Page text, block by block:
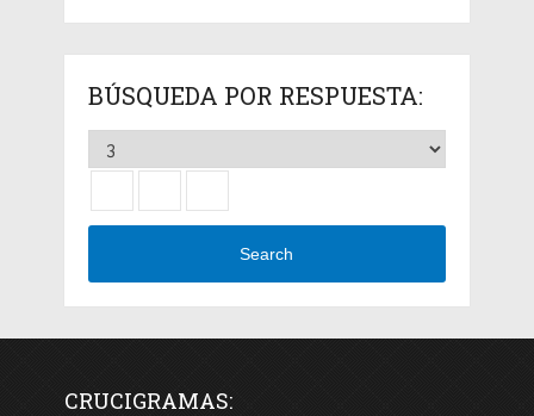
BÚSQUEDA POR RESPUESTA:
Search
CRUCIGRAMAS: